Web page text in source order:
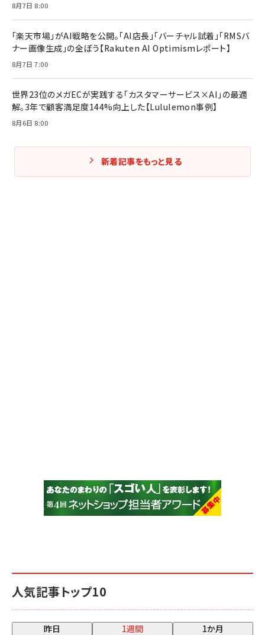
人気記事トップ10
昨日 1週間 1か月
8月7日 8:00
「楽天市場」がAI戦略を公開。「AI店長」「バーチャル試着」「RMSバ
ナー画像生成」の全ぼう【Rakuten AI Optimismレポート】
8月7日 7:00
世界23位のメガECが実践する「カスタマーサービス×AI」の最適
解。3年で顧客満足度144%向上した【Lululemon事例】
8月6日 8:00
新着記事をもっと見る